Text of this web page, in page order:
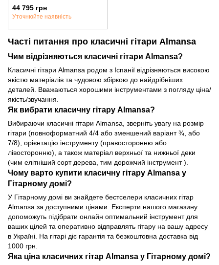
44 795 грн
Уточнюйте наявність
Часті питання про класичні гітари Almansa
Чим відрізняються класичні гітари Almansa?
Класичні гітари Almansa родом з Іспанії відрізняються високою
якістю матеріалів та чудовою збіркою до найдрібніших
деталей. Вважаються хорошими інструментами з погляду ціна/
якість/звучання.
Як вибрати класичну гітару Almansa?
Вибираючи класичні гітари Almansa, зверніть увагу на розмір
гітари (повноформатний 4/4 або зменшений варіант ¾, або
7/8), орієнтацію інструменту (правосторонню або
лівосторонню), а також матеріал верхньої та нижньої деки
(чим елітніший сорт дерева, тим дорожчий інструмент ).
Чому варто купити класичну гітару Almansa у
Гітарному домі?
У Гітарному домі ви знайдете бестселери класичних гітар
Almansa за доступними цінами. Експерти нашого магазину
допоможуть підібрати онлайн оптимальний інструмент для
ваших цілей та оперативно відправлять гітару на вашу адресу
в Україні. На гітарі діє гарантія та безкоштовна доставка від
1000 грн.
Яка ціна класичних гітар Almansa у Гітарному домі?